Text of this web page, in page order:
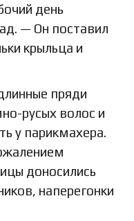
день
— Он поставил
крыльца и
пряди
русых волос и
у парикмахера.
доносились
наперегонки